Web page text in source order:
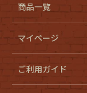
商品一覧
マイページ
ご利用ガイド